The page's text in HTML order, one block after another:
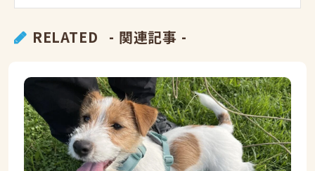
RELATED - 関連記事 -